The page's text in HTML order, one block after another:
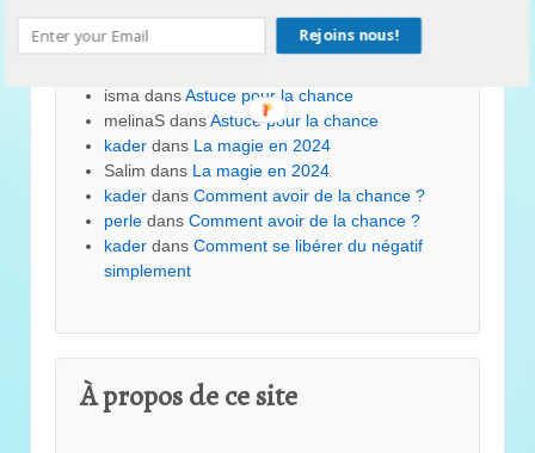
DouniadansAstuce pour la chance
rabele
Astuce pour la chance
isma dansAstuce pour la chance
melinaS dansAstuce pour la chance
kader dans La magie en 2024
Salim dans La magie en 2024
kader dans Comment avoir de la chance ?
perle dans Comment avoir de la chance ?
kader dans Comment se libérer du négatif
simplement
À propos de ce site
Rejoins nous!